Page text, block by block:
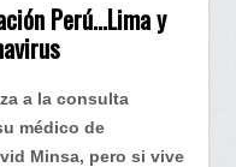
Perú…Lima y
a la consulta
médico de
Minsa, pero si vive